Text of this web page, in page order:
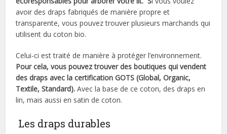
avoir des draps fabriqués de manière propre et
transparente, vous pouvez trouver plusieurs marchands qui
utilisent du coton bio.
Celui-ci est traité de manière à protéger l’environnement.
Pour cela, vous pouvez trouver des boutiques qui vendent
des draps avec la certification GOTS (Global, Organic,
Textile, Standard). Avec la base de ce coton, des draps en
lin, mais aussi en satin de coton.
Les draps durables